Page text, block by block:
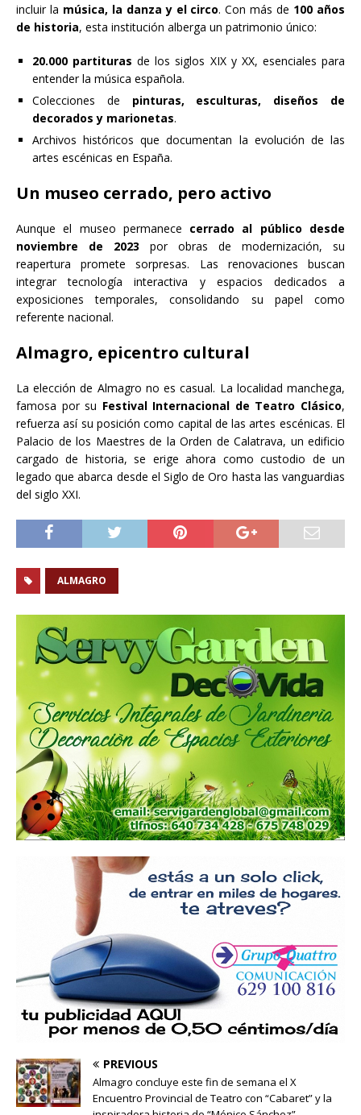
incluir la música, la danza y el circo. Con más de 100 años
de historia, esta institución alberga un patrimonio único:
20.000 partituras de los siglos XIX y XX, esenciales para
entender la música española.
Colecciones de pinturas, esculturas, diseños de
decorados y marionetas.
Archivos históricos que documentan la evolución de las
artes escénicas en España.
Un museo cerrado, pero activo
Aunque el museo permanece cerrado al público desde
noviembre de 2023 por obras de modernización, su
reapertura promete sorpresas. Las renovaciones buscan
integrar tecnología interactiva y espacios dedicados a
exposiciones temporales, consolidando su papel como
referente nacional.
Almagro, epicentro cultural
La elección de Almagro no es casual. La localidad manchega,
famosa por su Festival Internacional de Teatro Clásico,
refuerza así su posición como capital de las artes escénicas. El
Palacio de los Maestres de la Orden de Calatrava, un edificio
cargado de historia, se erige ahora como custodio de un
legado que abarca desde el Siglo de Oro hasta las vanguardias
del siglo XXI.
ALMAGRO
PREVIOUS
Almagro concluye este fin de semana el X
Encuentro Provincial de Teatro con “Cabaret” y la